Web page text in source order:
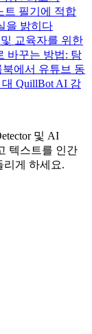
트 필기에 적합
을 밝히다
교육자를 위한
바꾸는 방법: 탐
북에서 유튜브 동
대 QuillBot AI 감
및 AI
텍스트를 인간
리게 하세요.